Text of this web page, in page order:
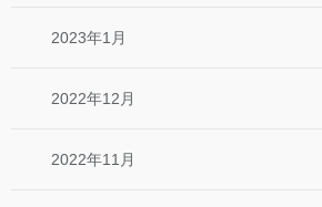
2023年1月
2022年12月
2022年11月